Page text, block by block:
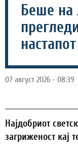
Беше на
07 август 2026 - 08:39
Најдобриот
загриженост кај